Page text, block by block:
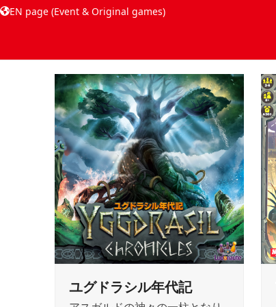
EN page (Event & Original games)
ユグドラシル年代記